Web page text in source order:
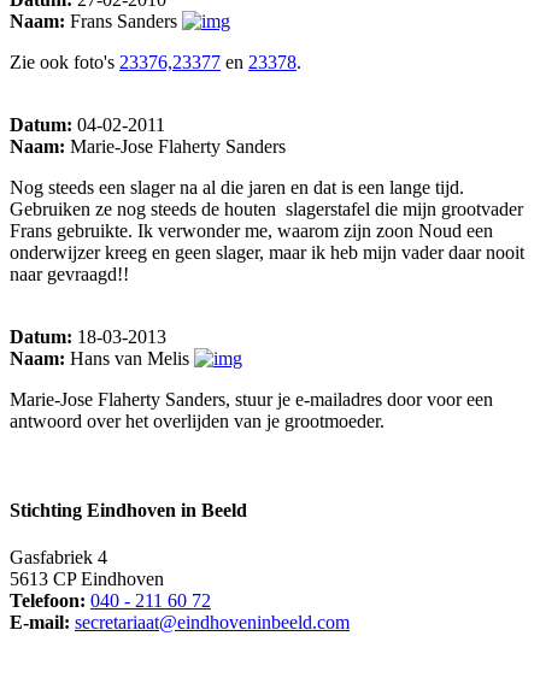
Naam: Frans Sanders
Zie ook foto's 23376,23377 en 23378.
Datum: 04-02-2011
Naam: Marie-Jose Flaherty Sanders
Nog steeds een slager na al die jaren en dat is een lange tijd.
Gebruiken ze nog steeds de houten slagerstafel die mijn grootvader
Frans gebruikte. Ik verwonder me, waarom zijn zoon Noud een
onderwijzer kreeg en geen slager, maar ik heb mijn vader daar nooit
naar gevraagd!!
Datum: 18-03-2013
Naam: Hans van Melis
Marie-Jose Flaherty Sanders, stuur je e-mailadres door voor een
antwoord over het overlijden van je grootmoeder.
Stichting Eindhoven in Beeld
Gasfabriek 4
5613 CP Eindhoven
Telefoon: 040 - 211 60 72
E-mail: secretariaat@eindhoveninbeeld.com